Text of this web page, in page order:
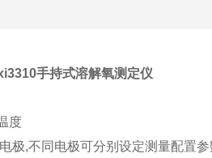
手持式溶解氧测定仪
度
极,不同电极可分别设定测量配置参